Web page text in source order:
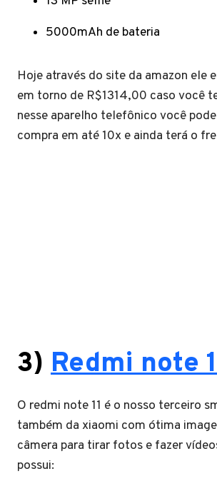
5000mAh de bateria
Hoje através do site da amazon ele
em torno de R$1314,00 caso você
nesse aparelho telefônico você
compra em até 10x e ainda terá o
3) Redmi note
O redmi note 11 é o nosso terceiro
também da xiaomi com ótima
câmera para tirar fotos e fazer
possui: